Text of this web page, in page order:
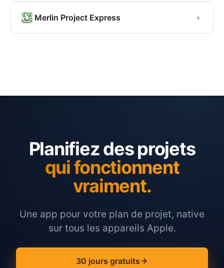
Merlin Project Express +
Planifiez des projets
qui fonctionnent
vraiment.
Une app pour votre plan de projet, native
sur tous les appareils Apple.
30 jours gratuits